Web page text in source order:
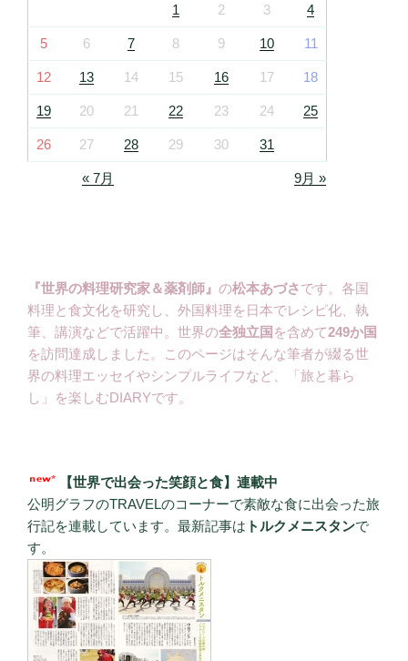
1
2 3 4
5 6 7 8 9 10 11
12 13 14 15 16 17 18
19 20 21 22 23 24 25
26 27 28 29 30 31
« 7月 9月 »
『世界の料理研究家＆薬剤師』 の松本あづさです。各国
料理と食文化を研究し、外国料理を日本でレシピ化、執
筆、講演などで活躍中。世界の全独立国 を含めて249か国
を訪問達成しました。このページはそんな筆者が綴る世
界の料理エッセイやシンプルライフなど、「旅と暮ら
し」を楽しむDIARYです。
【世界で出会った笑顔と食】連載中
公明グラフのTRAVELのコーナーで素敵な食に出会った旅
行記を連載しています。最新記事は トルクメニスタンで
す。